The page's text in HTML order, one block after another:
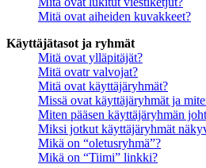
Mitä ovat aiheiden kuvakkeet?
Käyttäjätasot ja ryhmät
Mitä ovat ylläpitäjät?
Mitä ovatr valvojat?
Mitä ovat käyttäjäryhmät?
Missä ovat käyttäjäryhmät ja
Miten pääsen käyttäjäryhmän
Miksi jotkut käyttäjäryhmät
Mikä on “oletusryhmä”?
Mikä on “Tiimi” linkki?